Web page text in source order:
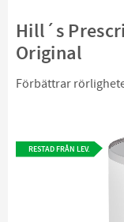
Hill´s
Original
Förbättrar
RESTAD FRÅN LEV.